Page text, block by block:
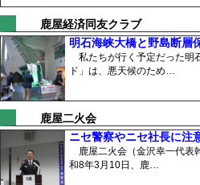
鹿屋経済同友クラブ
明石海峡大橋と野島断層
私たちが行く予定だった明
ド」は、悪天候のため…
鹿屋二火会
ニセ警察やニセ社長に注
鹿屋二火会（金沢幸一代表
和8年3月10日、鹿…